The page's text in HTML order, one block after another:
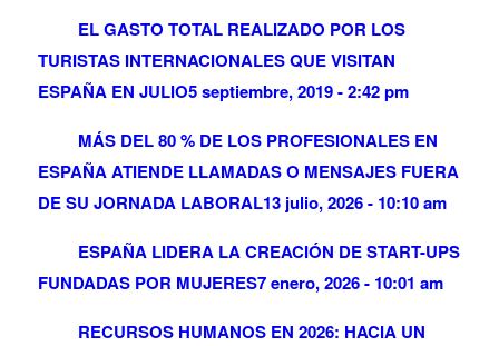
EL GASTO TOTAL REALIZADO POR LOS
TURISTAS INTERNACIONALES QUE VISITAN
ESPAÑA EN JULIO5 septiembre, 2019 - 2:42 pm
MÁS DEL 80 % DE LOS PROFESIONALES EN
ESPAÑA ATIENDE LLAMADAS O MENSAJES FUERA
DE SU JORNADA LABORAL13 julio, 2026 - 10:10 am
ESPAÑA LIDERA LA CREACIÓN DE START-UPS
FUNDADAS POR MUJERES7 enero, 2026 - 10:01 am
RECURSOS HUMANOS EN 2026: HACIA UN